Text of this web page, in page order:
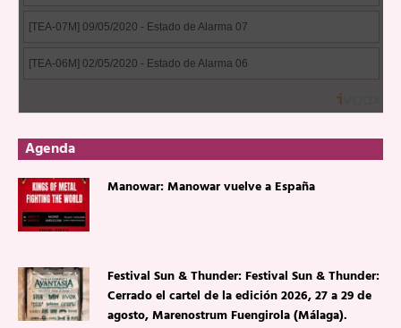
Agenda
Manowar: Manowar vuelve a España
Festival Sun & Thunder: Festival Sun & Thunder:
Cerrado el cartel de la edición 2026, 27 a 29 de
agosto, Marenostrum Fuengirola (Málaga).